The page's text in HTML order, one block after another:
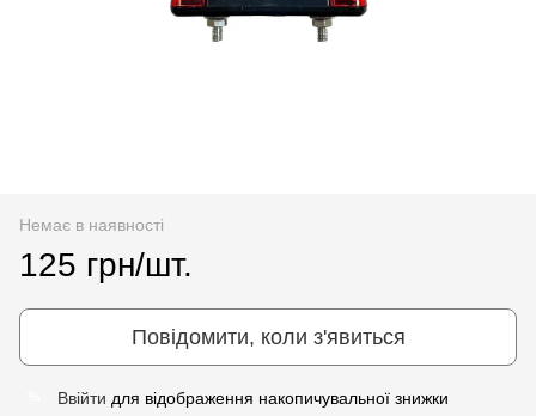
Немає в наявності
125 грн/шт.
Повідомити, коли з'явиться
Ввійти для відображення накопичувальної знижки